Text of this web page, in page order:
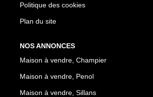
Politique des cookies
Plan du site
NOS ANNONCES
Maison à vendre, Champier
Maison à vendre, Penol
Maison à vendre, Sillans